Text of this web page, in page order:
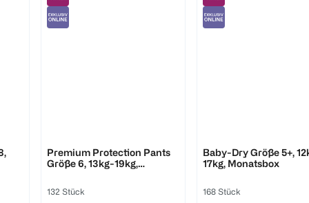
Premium Protection Pants
Größe 6, 13kg-19kg,
132 Stück
Baby-Dry Größe 5+, 12kg-
17kg, Monatsbox
168 Stück